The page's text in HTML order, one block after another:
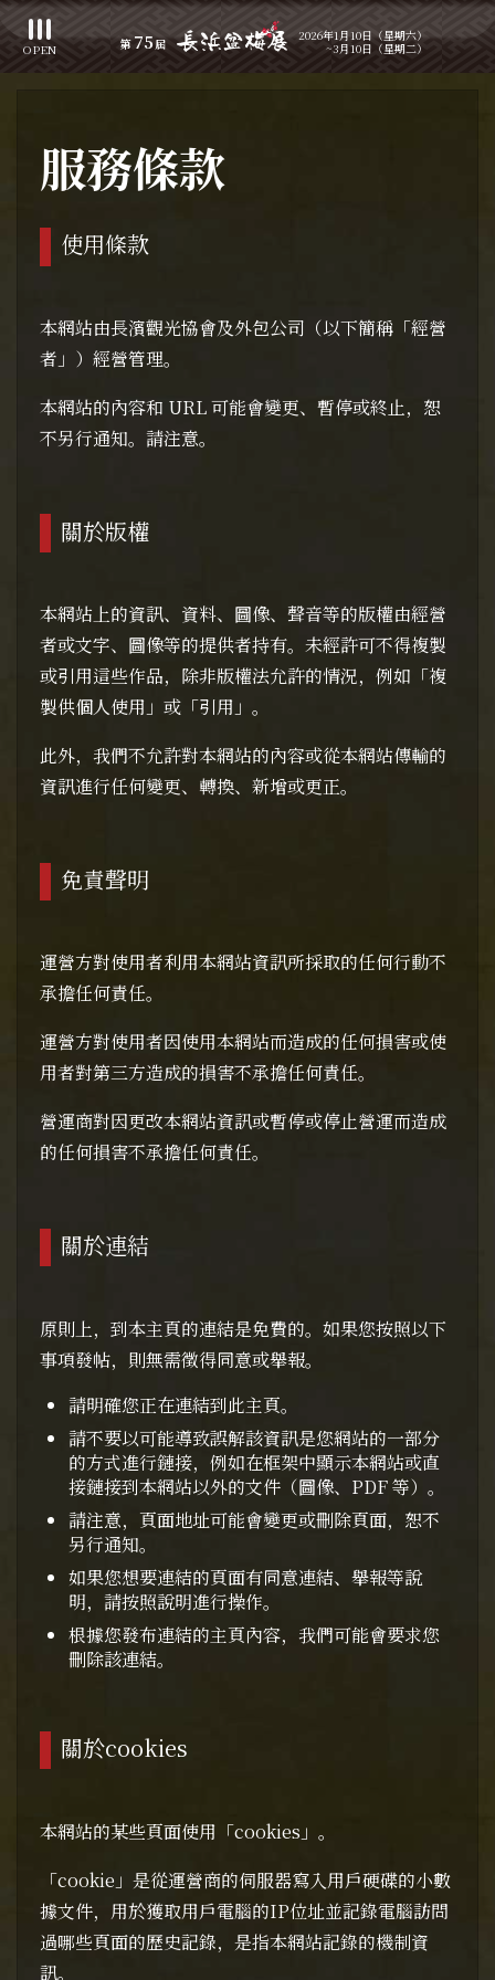
OPEN 第75屆
2026年1月10日（星期六）
~3月10日（星期二）
服務條款
使用條款
本網站由長濱觀光協會及外包公司（以下簡稱「經營
者」）經營管理。
本網站的內容和 URL 可能會變更、暫停或終止，恕
不另行通知。請注意。
關於版權
本網站上的資訊、資料、圖像、聲音等的版權由經營
者或文字、圖像等的提供者持有。未經許可不得複製
或引用這些作品，除非版權法允許的情況，例如「複
製供個人使用」或「引用」。
此外，我們不允許對本網站的內容或從本網站傳輸的
資訊進行任何變更、轉換、新增或更正。
免責聲明
運營方對使用者利用本網站資訊所採取的任何行動不
承擔任何責任。
運營方對使用者因使用本網站而造成的任何損害或使
用者對第三方造成的損害不承擔任何責任。
營運商對因更改本網站資訊或暫停或停止營運而造成
的任何損害不承擔任何責任。
關於連結
原則上，到本主頁的連結是免費的。如果您按照以下
事項發帖，則無需徵得同意或舉報。
請明確您正在連結到此主頁。
請不要以可能導致誤解該資訊是您網站的一部分
的方式進行鏈接，例如在框架中顯示本網站或直
接鏈接到本網站以外的文件（圖像、PDF 等）。
請注意，頁面地址可能會變更或刪除頁面，恕不
另行通知。
如果您想要連結的頁面有同意連結、舉報等說
明，請按照說明進行操作。
根據您發布連結的主頁內容，我們可能會要求您
刪除該連結。
關於cookies
本網站的某些頁面使用「cookies」。
「cookie」是從運營商的伺服器寫入用戶硬碟的小數
據文件，用於獲取用戶電腦的IP位址並記錄電腦訪問
過哪些頁面的歷史記錄，是指本網站記錄的機制資
訊。